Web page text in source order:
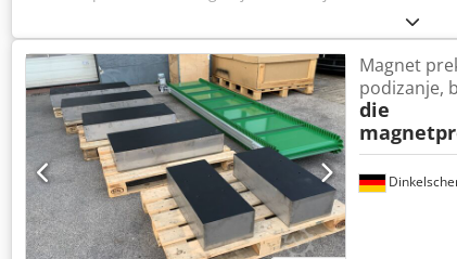
Magnet
podizanje,
die